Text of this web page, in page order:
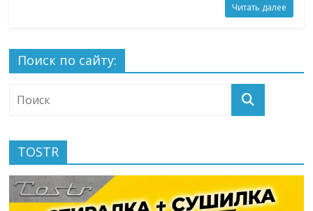
Читать далее
Поиск по сайту:
TOSTR